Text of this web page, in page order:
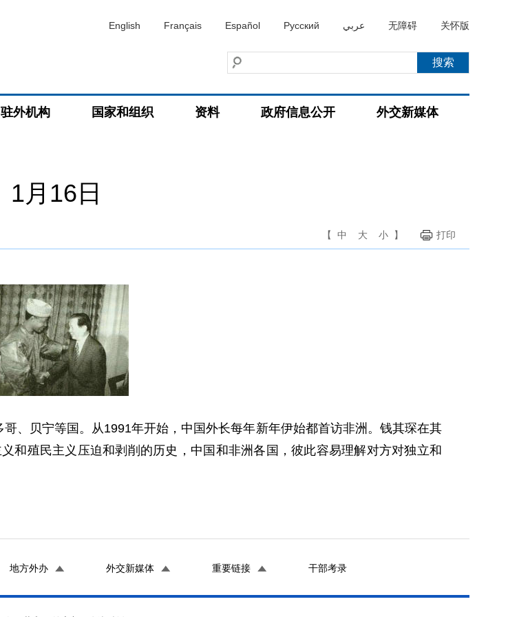
English Français Español Русский عربي 无障碍 关怀版
驻外机构 国家和组织 资料 政府信息公开 外交新媒体
1月16日
【 中 大 小 】 打印
贝宁等国。从1991年开始，中国外长每年新年伊始都首访非洲。钱其琛在其
和殖民主义压迫和剥削的历史，中国和非洲各国，彼此容易理解对方对独立和
地方外办 外交新媒体 重要链接 干部考录